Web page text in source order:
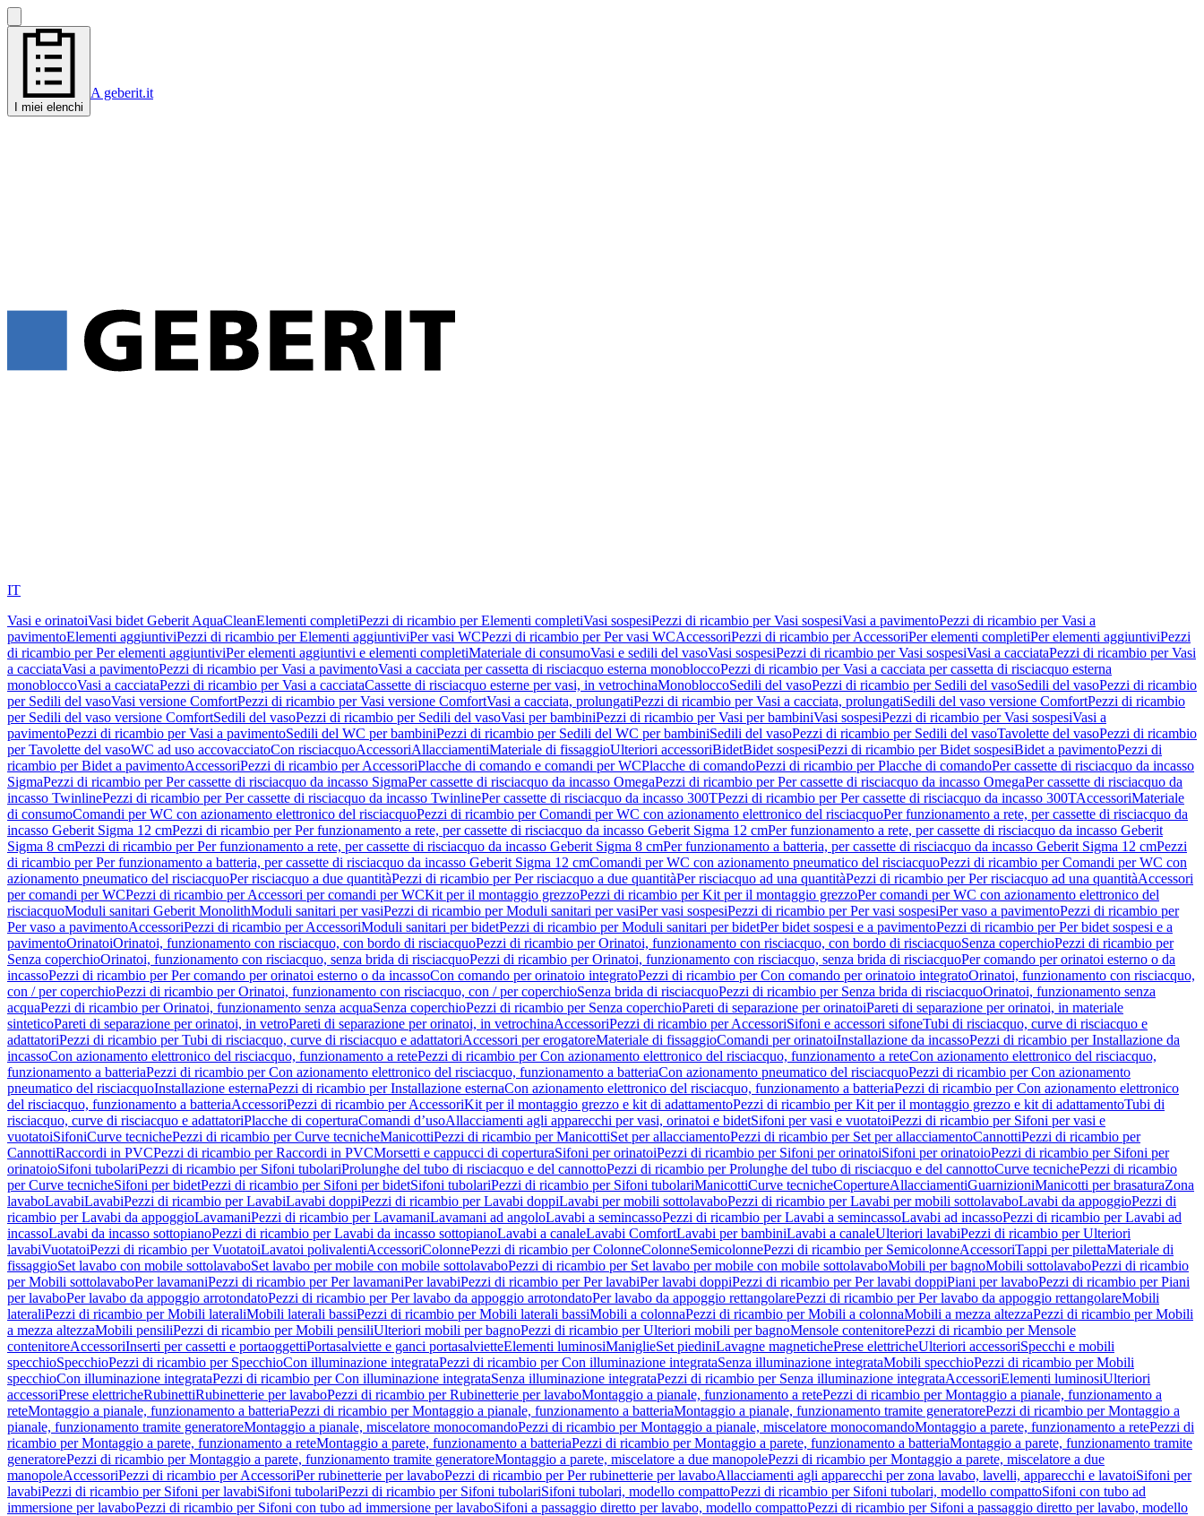
I miei elenchi
A geberit.it
IT
Vasi e orinatoiVasi bidet Geberit AquaCleanElementi completiPezzi di ricambio per Elementi completiVasi sospesiPezzi di ricambio per Vasi sospesiVasi a pavimentoPezzi di ricambio per Vasi a
pavimentoElementi aggiuntiviPezzi di ricambio per Elementi aggiuntiviPer vasi WCPezzi di ricambio per Per vasi WCAccessoriPezzi di ricambio per AccessoriPer elementi completiPer elementi aggiuntiviPezzi
di ricambio per Per elementi aggiuntiviPer elementi aggiuntivi e elementi completiMateriale di consumoVasi e sedili del vasoVasi sospesiPezzi di ricambio per Vasi sospesiVasi a cacciataPezzi di ricambio per Vasi
a cacciataVasi a pavimentoPezzi di ricambio per Vasi a pavimentoVasi a cacciata per cassetta di risciacquo esterna monobloccoPezzi di ricambio per Vasi a cacciata per cassetta di risciacquo esterna
monobloccoVasi a cacciataPezzi di ricambio per Vasi a cacciataCassette di risciacquo esterne per vasi, in vetrochinaMonobloccoSedili del vasoPezzi di ricambio per Sedili del vasoSedili del vasoPezzi di ricambio
per Sedili del vasoVasi versione ComfortPezzi di ricambio per Vasi versione ComfortVasi a cacciata, prolungatiPezzi di ricambio per Vasi a cacciata, prolungatiSedili del vaso versione ComfortPezzi di ricambio
per Sedili del vaso versione ComfortSedili del vasoPezzi di ricambio per Sedili del vasoVasi per bambiniPezzi di ricambio per Vasi per bambiniVasi sospesiPezzi di ricambio per Vasi sospesiVasi a
pavimentoPezzi di ricambio per Vasi a pavimentoSedili del WC per bambiniPezzi di ricambio per Sedili del WC per bambiniSedili del vasoPezzi di ricambio per Sedili del vasoTavolette del vasoPezzi di ricambio
per Tavolette del vasoWC ad uso accovacciatoCon risciacquoAccessoriAllacciamentiMateriale di fissaggioUlteriori accessoriBidetBidet sospesiPezzi di ricambio per Bidet sospesiBidet a pavimentoPezzi di
ricambio per Bidet a pavimentoAccessoriPezzi di ricambio per AccessoriPlacche di comando e comandi per WCPlacche di comandoPezzi di ricambio per Placche di comandoPer cassette di risciacquo da incasso
SigmaPezzi di ricambio per Per cassette di risciacquo da incasso SigmaPer cassette di risciacquo da incasso OmegaPezzi di ricambio per Per cassette di risciacquo da incasso OmegaPer cassette di risciacquo da
incasso TwinlinePezzi di ricambio per Per cassette di risciacquo da incasso TwinlinePer cassette di risciacquo da incasso 300TPezzi di ricambio per Per cassette di risciacquo da incasso 300TAccessoriMateriale
di consumoComandi per WC con azionamento elettronico del risciacquoPezzi di ricambio per Comandi per WC con azionamento elettronico del risciacquoPer funzionamento a rete, per cassette di risciacquo da
incasso Geberit Sigma 12 cmPezzi di ricambio per Per funzionamento a rete, per cassette di risciacquo da incasso Geberit Sigma 12 cmPer funzionamento a rete, per cassette di risciacquo da incasso Geberit
Sigma 8 cmPezzi di ricambio per Per funzionamento a rete, per cassette di risciacquo da incasso Geberit Sigma 8 cmPer funzionamento a batteria, per cassette di risciacquo da incasso Geberit Sigma 12 cmPezzi
di ricambio per Per funzionamento a batteria, per cassette di risciacquo da incasso Geberit Sigma 12 cmComandi per WC con azionamento pneumatico del risciacquoPezzi di ricambio per Comandi per WC con
azionamento pneumatico del risciacquoPer risciacquo a due quantitàPezzi di ricambio per Per risciacquo a due quantitàPer risciacquo ad una quantitàPezzi di ricambio per Per risciacquo ad una quantitàAccessori
per comandi per WCPezzi di ricambio per Accessori per comandi per WCKit per il montaggio grezzoPezzi di ricambio per Kit per il montaggio grezzoPer comandi per WC con azionamento elettronico del
risciacquoModuli sanitari Geberit MonolithModuli sanitari per vasiPezzi di ricambio per Moduli sanitari per vasiPer vasi sospesiPezzi di ricambio per Per vasi sospesiPer vaso a pavimentoPezzi di ricambio per
Per vaso a pavimentoAccessoriPezzi di ricambio per AccessoriModuli sanitari per bidetPezzi di ricambio per Moduli sanitari per bidetPer bidet sospesi e a pavimentoPezzi di ricambio per Per bidet sospesi e a
pavimentoOrinatoiOrinatoi, funzionamento con risciacquo, con bordo di risciacquoPezzi di ricambio per Orinatoi, funzionamento con risciacquo, con bordo di risciacquoSenza coperchioPezzi di ricambio per
Senza coperchioOrinatoi, funzionamento con risciacquo, senza brida di risciacquoPezzi di ricambio per Orinatoi, funzionamento con risciacquo, senza brida di risciacquoPer comando per orinatoi esterno o da
incassoPezzi di ricambio per Per comando per orinatoi esterno o da incassoCon comando per orinatoio integratoPezzi di ricambio per Con comando per orinatoio integratoOrinatoi, funzionamento con risciacquo,
con / per coperchioPezzi di ricambio per Orinatoi, funzionamento con risciacquo, con / per coperchioSenza brida di risciacquoPezzi di ricambio per Senza brida di risciacquoOrinatoi, funzionamento senza
acquaPezzi di ricambio per Orinatoi, funzionamento senza acquaSenza coperchioPezzi di ricambio per Senza coperchioPareti di separazione per orinatoiPareti di separazione per orinatoi, in materiale
sinteticoPareti di separazione per orinatoi, in vetroPareti di separazione per orinatoi, in vetrochinaAccessoriPezzi di ricambio per AccessoriSifoni e accessori sifoneTubi di risciacquo, curve di risciacquo e
adattatoriPezzi di ricambio per Tubi di risciacquo, curve di risciacquo e adattatoriAccessori per erogatoreMateriale di fissaggioComandi per orinatoiInstallazione da incassoPezzi di ricambio per Installazione da
incassoCon azionamento elettronico del risciacquo, funzionamento a retePezzi di ricambio per Con azionamento elettronico del risciacquo, funzionamento a reteCon azionamento elettronico del risciacquo,
funzionamento a batteriaPezzi di ricambio per Con azionamento elettronico del risciacquo, funzionamento a batteriaCon azionamento pneumatico del risciacquoPezzi di ricambio per Con azionamento
pneumatico del risciacquoInstallazione esternaPezzi di ricambio per Installazione esternaCon azionamento elettronico del risciacquo, funzionamento a batteriaPezzi di ricambio per Con azionamento elettronico
del risciacquo, funzionamento a batteriaAccessoriPezzi di ricambio per AccessoriKit per il montaggio grezzo e kit di adattamentoPezzi di ricambio per Kit per il montaggio grezzo e kit di adattamentoTubi di
risciacquo, curve di risciacquo e adattatoriPlacche di coperturaComandi d’usoAllacciamenti agli apparecchi per vasi, orinatoi e bidetSifoni per vasi e vuotatoiPezzi di ricambio per Sifoni per vasi e
vuotatoiSifoniCurve tecnichePezzi di ricambio per Curve tecnicheManicottiPezzi di ricambio per ManicottiSet per allacciamentoPezzi di ricambio per Set per allacciamentoCannottiPezzi di ricambio per
CannottiRaccordi in PVCPezzi di ricambio per Raccordi in PVCMorsetti e cappucci di coperturaSifoni per orinatoiPezzi di ricambio per Sifoni per orinatoiSifoni per orinatoioPezzi di ricambio per Sifoni per
orinatoioSifoni tubolariPezzi di ricambio per Sifoni tubolariProlunghe del tubo di risciacquo e del cannottoPezzi di ricambio per Prolunghe del tubo di risciacquo e del cannottoCurve tecnichePezzi di ricambio
per Curve tecnicheSifoni per bidetPezzi di ricambio per Sifoni per bidetSifoni tubolariPezzi di ricambio per Sifoni tubolariManicottiCurve tecnicheCopertureAllacciamentiGuarnizioniManicotti per brasaturaZona
lavaboLavabiLavabiPezzi di ricambio per LavabiLavabi doppiPezzi di ricambio per Lavabi doppiLavabi per mobili sottolavaboPezzi di ricambio per Lavabi per mobili sottolavaboLavabi da appoggioPezzi di
ricambio per Lavabi da appoggioLavamaniPezzi di ricambio per LavamaniLavamani ad angoloLavabi a semincassoPezzi di ricambio per Lavabi a semincassoLavabi ad incassoPezzi di ricambio per Lavabi ad
incassoLavabi da incasso sottopianoPezzi di ricambio per Lavabi da incasso sottopianoLavabi a canaleLavabi ComfortLavabi per bambiniLavabi a canaleUlteriori lavabiPezzi di ricambio per Ulteriori
lavabiVuotatoiPezzi di ricambio per VuotatoiLavatoi polivalentiAccessoriColonnePezzi di ricambio per ColonneColonneSemicolonnePezzi di ricambio per SemicolonneAccessoriTappi per pilettaMateriale di
fissaggioSet lavabo con mobile sottolavaboSet lavabo per mobile con mobile sottolavaboPezzi di ricambio per Set lavabo per mobile con mobile sottolavaboMobili per bagnoMobili sottolavaboPezzi di ricambio
per Mobili sottolavaboPer lavamaniPezzi di ricambio per Per lavamaniPer lavabiPezzi di ricambio per Per lavabiPer lavabi doppiPezzi di ricambio per Per lavabi doppiPiani per lavaboPezzi di ricambio per Piani
per lavaboPer lavabo da appoggio arrotondatoPezzi di ricambio per Per lavabo da appoggio arrotondatoPer lavabo da appoggio rettangolarePezzi di ricambio per Per lavabo da appoggio rettangolareMobili
lateraliPezzi di ricambio per Mobili lateraliMobili laterali bassiPezzi di ricambio per Mobili laterali bassiMobili a colonnaPezzi di ricambio per Mobili a colonnaMobili a mezza altezzaPezzi di ricambio per Mobili
a mezza altezzaMobili pensiliPezzi di ricambio per Mobili pensiliUlteriori mobili per bagnoPezzi di ricambio per Ulteriori mobili per bagnoMensole contenitorePezzi di ricambio per Mensole
contenitoreAccessoriInserti per cassetti e portaoggettiPortasalviette e ganci portasalvietteElementi luminosiManiglieSet piediniLavagne magnetichePrese elettricheUlteriori accessoriSpecchi e mobili
specchioSpecchioPezzi di ricambio per SpecchioCon illuminazione integrataPezzi di ricambio per Con illuminazione integrataSenza illuminazione integrataMobili specchioPezzi di ricambio per Mobili
specchioCon illuminazione integrataPezzi di ricambio per Con illuminazione integrataSenza illuminazione integrataPezzi di ricambio per Senza illuminazione integrataAccessoriElementi luminosiUlteriori
accessoriPrese elettricheRubinettiRubinetterie per lavaboPezzi di ricambio per Rubinetterie per lavaboMontaggio a pianale, funzionamento a retePezzi di ricambio per Montaggio a pianale, funzionamento a
reteMontaggio a pianale, funzionamento a batteriaPezzi di ricambio per Montaggio a pianale, funzionamento a batteriaMontaggio a pianale, funzionamento tramite generatorePezzi di ricambio per Montaggio a
pianale, funzionamento tramite generatoreMontaggio a pianale, miscelatore monocomandoPezzi di ricambio per Montaggio a pianale, miscelatore monocomandoMontaggio a parete, funzionamento a retePezzi di
ricambio per Montaggio a parete, funzionamento a reteMontaggio a parete, funzionamento a batteriaPezzi di ricambio per Montaggio a parete, funzionamento a batteriaMontaggio a parete, funzionamento tramite
generatorePezzi di ricambio per Montaggio a parete, funzionamento tramite generatoreMontaggio a parete, miscelatore a due manopolePezzi di ricambio per Montaggio a parete, miscelatore a due
manopoleAccessoriPezzi di ricambio per AccessoriPer rubinetterie per lavaboPezzi di ricambio per Per rubinetterie per lavaboAllacciamenti agli apparecchi per zona lavabo, lavelli, apparecchi e lavatoiSifoni per
lavabiPezzi di ricambio per Sifoni per lavabiSifoni tubolariPezzi di ricambio per Sifoni tubolariSifoni tubolari, modello compattoPezzi di ricambio per Sifoni tubolari, modello compattoSifoni con tubo ad
immersione per lavaboPezzi di ricambio per Sifoni con tubo ad immersione per lavaboSifoni a passaggio diretto per lavabo, modello compattoPezzi di ricambio per Sifoni a passaggio diretto per lavabo, modello